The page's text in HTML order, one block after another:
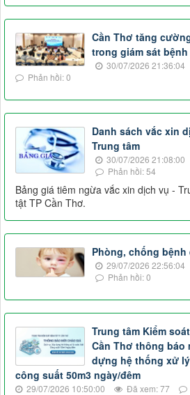
Cần Thơ tăng
trong giám sát
30/07/2026 21:36:04
Phản hồi: 0
Danh sách vắc xin
Trung tâm
30/07/2026 21:08:00
Phản hồi: 54
Bảng giá tiêm ngừa vắc xin dịch vụ -
tật TP Cần Thơ.
Phòng, chống
29/07/2026 22:56:04
Phản hồi: 0
Trung tâm Kiểm
Cần Thơ thông báo
dựng hệ thống xử
công suất 50m3 ngày/đêm
29/07/2026 10:50:00 Đã xem: 77